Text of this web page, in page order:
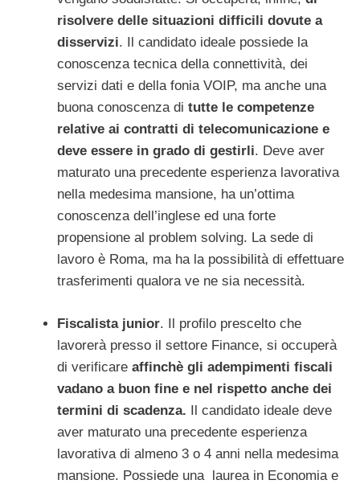
risolvere delle situazioni difficili dovute a
disservizi. Il candidato ideale possiede la
conoscenza tecnica della connettività, dei
servizi dati e della fonia VOIP, ma anche una
buona conoscenza di tutte le competenze
relative ai contratti di telecomunicazione e
deve essere in grado di gestirli. Deve aver
maturato una precedente esperienza lavorativa
nella medesima mansione, ha un’ottima
conoscenza dell’inglese ed una forte
propensione al problem solving. La sede di
lavoro è Roma, ma ha la possibilità di effettuare
trasferimenti qualora ve ne sia necessità.
Fiscalista junior. Il profilo prescelto che
lavorerà presso il settore Finance, si occuperà
di verificare affinchè gli adempimenti fiscali
vadano a buon fine e nel rispetto anche dei
termini di scadenza. Il candidato ideale deve
aver maturato una precedente esperienza
lavorativa di almeno 3 o 4 anni nella medesima
mansione. Possiede una laurea in Economia e